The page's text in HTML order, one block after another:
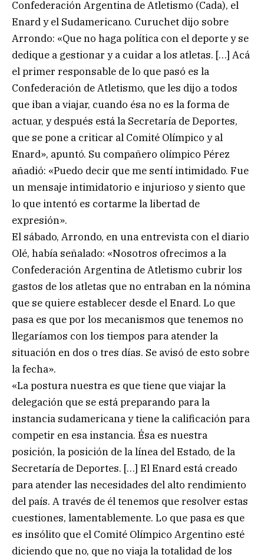
Confederación Argentina de Atletismo (Cada), el
Enard y el Sudamericano. Curuchet dijo sobre
Arrondo: «Que no haga política con el deporte y se
dedique a gestionar y a cuidar a los atletas. […] Acá
el primer responsable de lo que pasó es la
Confederación de Atletismo, que les dijo a todos
que iban a viajar, cuando ésa no es la forma de
actuar, y después está la Secretaría de Deportes,
que se pone a criticar al Comité Olímpico y al
Enard», apuntó. Su compañero olímpico Pérez
añadió: «Puedo decir que me sentí intimidado. Fue
un mensaje intimidatorio e injurioso y siento que
lo que intentó es cortarme la libertad de
expresión».
El sábado, Arrondo, en una entrevista con el diario
Olé, había señalado: «Nosotros ofrecimos a la
Confederación Argentina de Atletismo cubrir los
gastos de los atletas que no entraban en la nómina
que se quiere establecer desde el Enard. Lo que
pasa es que por los mecanismos que tenemos no
llegaríamos con los tiempos para atender la
situación en dos o tres días. Se avisó de esto sobre
la fecha».
«La postura nuestra es que tiene que viajar la
delegación que se está preparando para la
instancia sudamericana y tiene la calificación para
competir en esa instancia. Ésa es nuestra
posición, la posición de la línea del Estado, de la
Secretaría de Deportes. […] El Enard está creado
para atender las necesidades del alto rendimiento
del país. A través de él tenemos que resolver estas
cuestiones, lamentablemente. Lo que pasa es que
es insólito que el Comité Olímpico Argentino esté
diciendo que no, que no viaja la totalidad de los